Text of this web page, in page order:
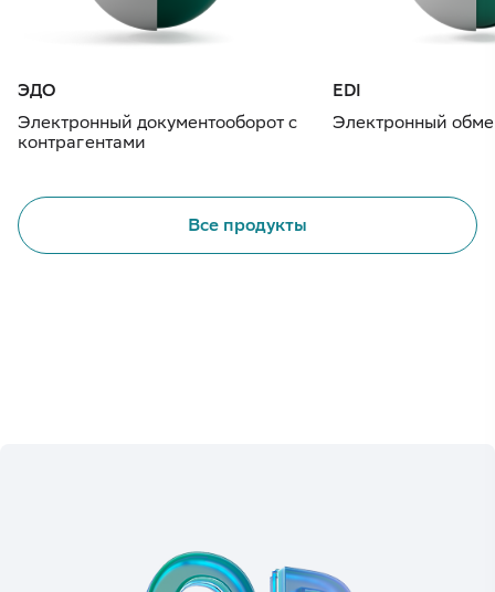
ЭДО
Электронный документооборот с
контрагентами
EDI
Электронный
Все продукты